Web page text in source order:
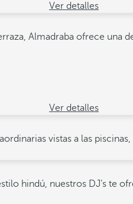
Ver detalles
Almadraba ofrece una
Ver detalles
vistas a las
hindú, nuestros DJ’s te